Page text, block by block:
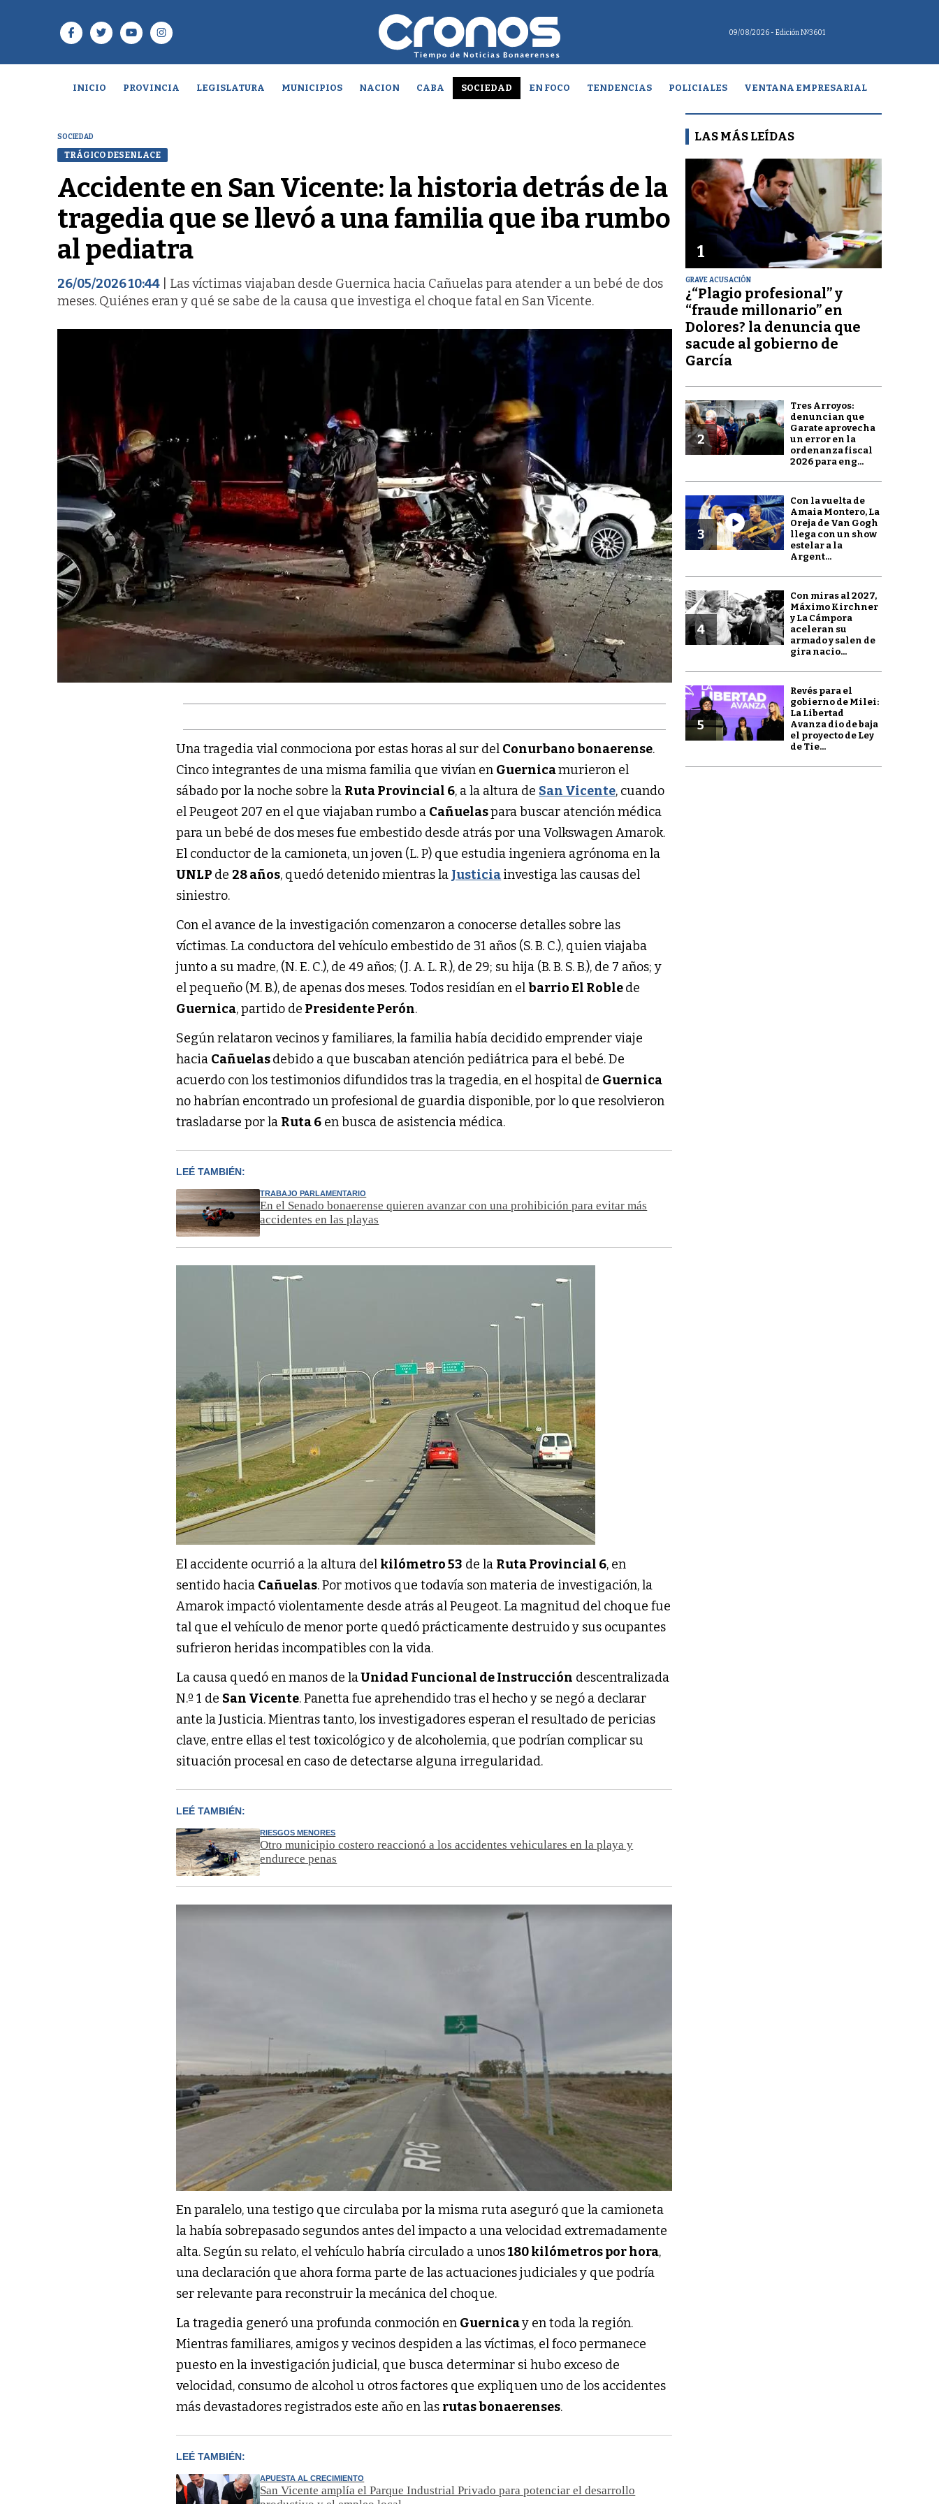
09/08/2026 - Edición Nº3601
INICIO PROVINCIA LEGISLATURA MUNICIPIOS NACION CABA SOCIEDAD EN FOCO TENDENCIAS POLICIALES VENTANA EMPRESARIAL
SOCIEDAD
TRÁGICO DESENLACE
Accidente en San Vicente: la historia detrás de la
tragedia que se llevó a una familia que iba rumbo
al pediatra
26/05/2026 10:44 | Las víctimas viajaban desde Guernica hacia Cañuelas para atender a un bebé de dos
meses. Quiénes eran y qué se sabe de la causa que investiga el choque fatal en San Vicente.
Una tragedia vial conmociona por estas horas al sur del Conurbano bonaerense.
Cinco integrantes de una misma familia que vivían en Guernicamurieron el
sábado por la noche sobre la Ruta Provincial 6, a la altura de San Vicente, cuando
el Peugeot 207 en el que viajaban rumbo a Cañuelaspara buscar atención médica
para un bebé de dos meses fue embestido desde atrás por una Volkswagen Amarok.
El conductor de la camioneta, un joven (L. P) que estudia ingeniera agrónoma en la
UNLP de 28 años, quedó detenido mientras la Justiciainvestiga las causas del
siniestro.
Con el avance de la investigación comenzaron a conocerse detalles sobre las
víctimas. La conductora del vehículo embestido de 31 años (S. B. C.), quien viajaba
junto a su madre, (N. E. C.), de 49 años; (J. A. L. R.), de 29; su hija (B. B. S. B.), de 7 años; y
el pequeño (M. B.), de apenas dos meses. Todos residían en elbarrio El Roblede
Guernica, partido de Presidente Perón.
Según relataron vecinos y familiares, la familia había decidido emprender viaje
hacia Cañuelasdebido a que buscaban atención pediátrica para el bebé. De
acuerdo con los testimonios difundidos tras la tragedia, en el hospital de Guernica
no habrían encontrado un profesional de guardia disponible, por lo que resolvieron
trasladarse por la Ruta 6 en busca de asistencia médica.
LEÉ TAMBIÉN:
TRABAJO PARLAMENTARIO
En el Senado bonaerense quieren avanzar con una prohibición para evitar más
accidentes en las playas
El accidente ocurrió a la altura del kilómetro 53 de la Ruta Provincial 6, en
sentido hacia Cañuelas. Por motivos que todavía son materia de investigación, la
Amarok impactó violentamente desde atrás al Peugeot. La magnitud del choque fue
tal que el vehículo de menor porte quedó prácticamente destruido y sus ocupantes
sufrieron heridas incompatibles con la vida.
La causa quedó en manos de laUnidad Funcional de Instrucción descentralizada
N.º 1 de San Vicente. Panetta fue aprehendido tras el hecho y se negó a declarar
ante la Justicia. Mientras tanto, los investigadores esperan el resultado de pericias
clave, entre ellas el test toxicológico y de alcoholemia, que podrían complicar su
situación procesal en caso de detectarse alguna irregularidad.
LEÉ TAMBIÉN:
RIESGOS MENORES
Otro municipio costero reaccionó a los accidentes vehiculares en la playa y
endurece penas
En paralelo, una testigo que circulaba por la misma ruta aseguró que la camioneta
la había sobrepasado segundos antes del impacto a una velocidad extremadamente
alta. Según su relato, el vehículo habría circulado a unos180 kilómetros por hora,
una declaración que ahora forma parte de las actuaciones judiciales y que podría
ser relevante para reconstruir la mecánica del choque.
La tragedia generó una profunda conmoción en Guernicay en toda la región.
Mientras familiares, amigos y vecinos despiden a las víctimas, el foco permanece
puesto en la investigación judicial, que busca determinar si hubo exceso de
velocidad, consumo de alcohol u otros factores que expliquen uno de los accidentes
más devastadores registrados este año en las rutas bonaerenses.
LEÉ TAMBIÉN:
APUESTA AL CRECIMIENTO
San Vicente amplía el Parque Industrial Privado para potenciar el desarrollo
LAS MÁS LEÍDAS
1
GRAVE ACUSACIÓN
¿“Plagio profesional” y
“fraude millonario” en
Dolores? la denuncia que
sacude al gobierno de
García
2
Tres Arroyos:
denuncian que
Garate aprovecha
un error en la
ordenanza fiscal
2026 para eng...
3
Con la vuelta de
Amaia Montero, La
Oreja de Van Gogh
llega con un show
estelar a la
Argent...
4
Con miras al 2027,
Máximo Kirchner
y La Cámpora
aceleran su
armado y salen de
gira nacio...
5
Revés para el
gobierno de Milei:
La Libertad
Avanza dio de baja
el proyecto de Ley
de Tie...